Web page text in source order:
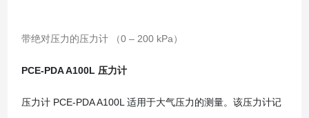
带绝对压力的压力计 （0 – 200 kPa）
PCE-PDA A100L 压力计
压力计 PCE-PDA A100L 适用于大气压力的测量。该压力计记